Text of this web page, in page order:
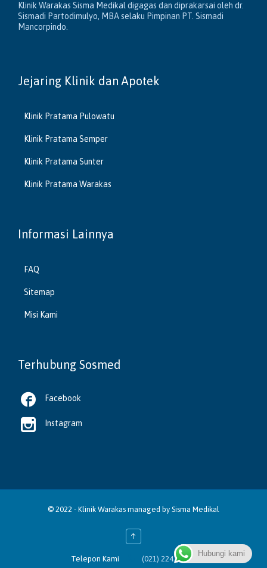
Klinik Warakas Sisma Medikal digagas dan diprakarsai oleh dr.
Sismadi Partodimulyo, MBA selaku Pimpinan PT. Sismadi
Mancorpindo.
Jejaring Klinik dan Apotek
Klinik Pratama Pulowatu
Klinik Pratama Semper
Klinik Pratama Sunter
Klinik Pratama Warakas
Informasi Lainnya
FAQ
Sitemap
Misi Kami
Terhubung Sosmed
 Facebook
 Instagram
© 2022 - Klinik Warakas managed by Sisma Medikal
↑
Telepon Kami (021) 2243 4388
Hubungi kami